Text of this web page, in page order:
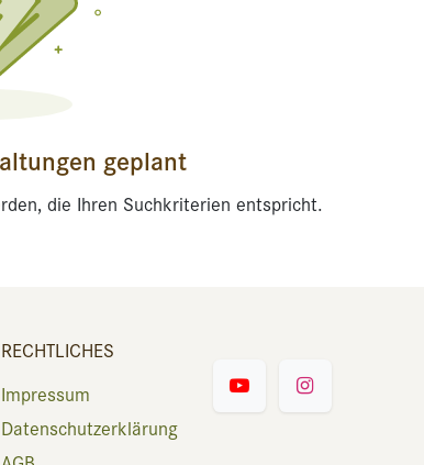
geplant
die Ihren Suchkriterien entspricht.
RECHTLICHES
Impressum
Datenschutzerklärung